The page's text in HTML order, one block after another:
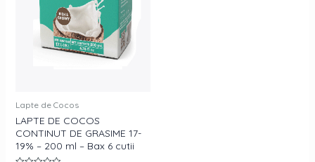
Lapte de Cocos
LAPTE DE COCOS
CONTINUT DE GRASIME 17-
19% – 200 ml – Bax 6 cutii